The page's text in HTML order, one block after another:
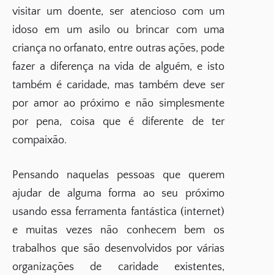
visitar um doente, ser atencioso com um
idoso em um asilo ou brincar com uma
criança no orfanato, entre outras ações, pode
fazer a diferença na vida de alguém, e isto
também é caridade, mas também deve ser
por amor ao próximo e não simplesmente
por pena, coisa que é diferente de ter
compaixão.
Pensando naquelas pessoas que querem
ajudar de alguma forma ao seu próximo
usando essa ferramenta fantástica (internet)
e muitas vezes não conhecem bem os
trabalhos que são desenvolvidos por várias
organizações de caridade existentes,